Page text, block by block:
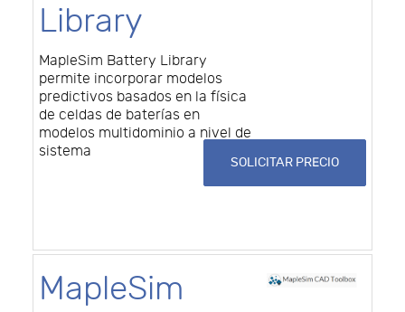
Library
MapleSim Battery Library
permite incorporar modelos
predictivos basados en la física
de celdas de baterías en
modelos multidominio a nivel de
sistema
SOLICITAR PRECIO
MapleSim